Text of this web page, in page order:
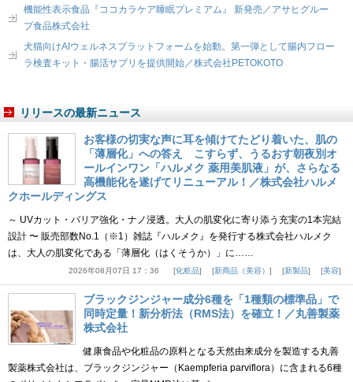
機能性表示食品『ココカラケア睡眠プレミアム』 新発売／アサヒグルー
プ食品株式会社
犬猫向けAIウェルネスプラットフォームを始動。第一弾として腸内フロー
ラ検査キット・腸活サプリを提供開始／株式会社PETOKOTO
リリースの最新ニュース
お客様の切実な声に耳を傾けてたどり着いた、肌の
「薄層化」への答え こすらず、うるおす朝夜別オ
ールインワン「ハルメク 薬用美肌液」が、さらなる
高機能化を遂げてリニューアル！／株式会社ハルメ
クホールディングス
～ UVカット・バリア強化・ナノ浸透。大人の肌変化に寄り添う充実の1本完結
設計 〜 販売部数No.1（※1）雑誌『ハルメク』を発行する株式会社ハルメク
は、大人の肌変化である「薄層化（はくそうか）」に……
2026年08月07日 17：36 化粧品 新商品（美容） 新製品 美容
ブラックジンジャー成分6種を「1種類の標準品」で
同時定量！新分析法（RMS法）を確立！／丸善製薬
株式会社
健康食品や化粧品の原料となる天然由来成分を製造する丸善
製薬株式会社は、ブラックジンジャー（Kaempferia parviflora）に含まれる6種